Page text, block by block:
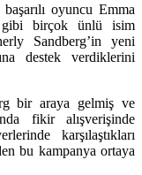
oyuncu Emma
gibi birçok ünlü isim
Sandberg’in yeni
destek verdiklerini
bir araya gelmiş ve
fikir alışverişinde
karşılaştıkları
bu kampanya ortaya